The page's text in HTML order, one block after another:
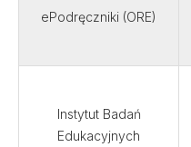
ePodręczniki (ORE)
Instytut Badań
Edukacyjnych